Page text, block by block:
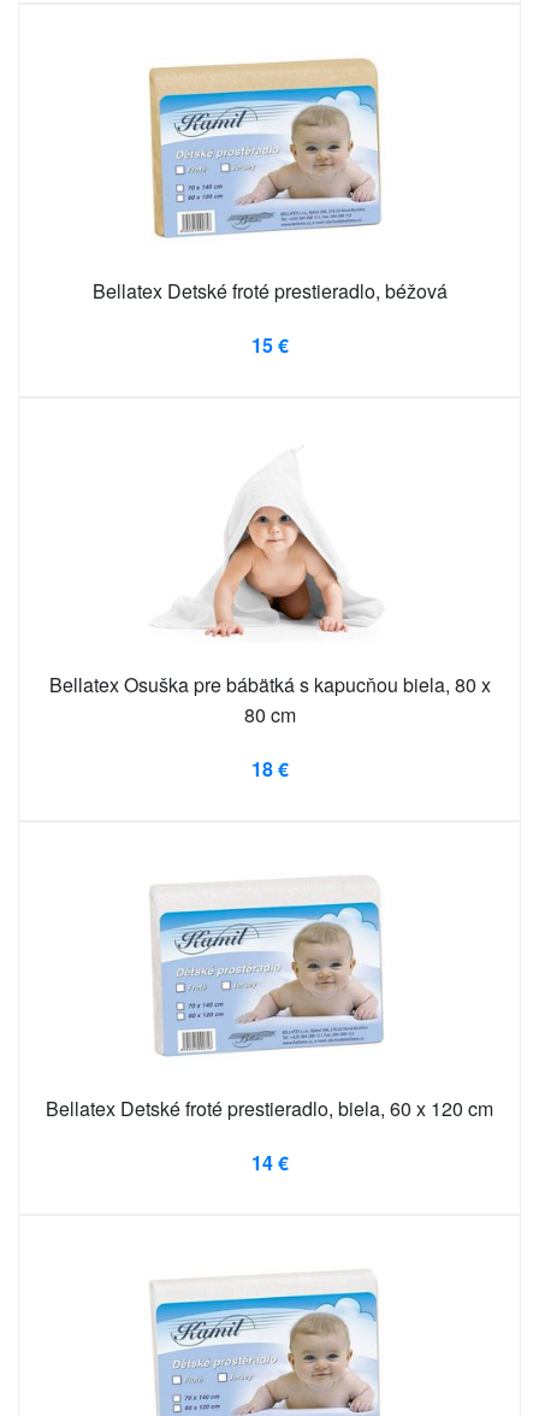
Bellatex Detské froté prestieradlo, béžová
15 €
Bellatex Osuška pre bábätká s kapucňou biela, 80 x
80 cm
18 €
Bellatex Detské froté prestieradlo, biela, 60 x 120 cm
14 €